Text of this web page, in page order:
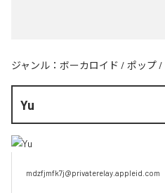
ジャンル： ボーカロイド / ポップ /
Yu
mdzfjmfk7j@privaterelay.appleid.com